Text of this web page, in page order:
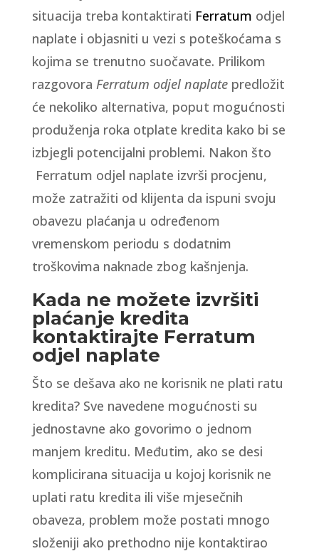
situacija treba kontaktirati Ferratum odjel
naplate i objasniti u vezi s poteškoćama s
kojima se trenutno suočavate. Prilikom
razgovora Ferratum odjel naplatepredložit
će nekoliko alternativa, poput mogućnosti
produženja roka otplate kredita kako bi se
izbjegli potencijalni problemi. Nakon što
Ferratum odjel naplate izvrši procjenu,
može zatražiti od klijenta da ispuni svoju
obavezu plaćanja u određenom
vremenskom periodu s dodatnim
troškovima naknade zbog kašnjenja.
Kada ne možete izvršiti
plaćanje kredita
kontaktirajte Ferratum
odjel naplate
Što se dešava ako ne korisnik ne plati ratu
kredita? Sve navedene mogućnosti su
jednostavne ako govorimo o jednom
manjem kreditu. Međutim, ako se desi
komplicirana situacija u kojoj korisnik ne
uplati ratu kredita ili više mjesečnih
obaveza, problem može postati mnogo
složeniji ako prethodno nije kontaktirao